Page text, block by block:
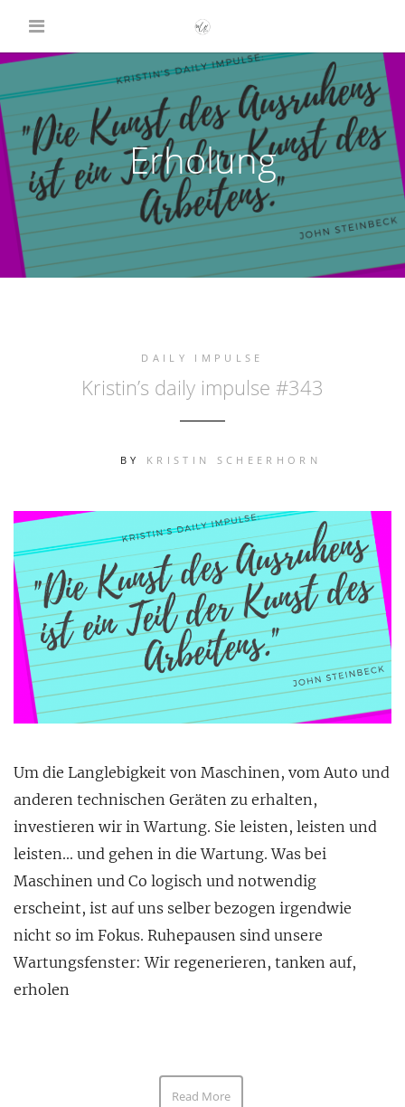
Erholung
DAILY IMPULSE
Kristin’s daily impulse #343
BY KRISTIN SCHEERHORN
Um die Langlebigkeit von Maschinen, vom Auto und
anderen technischen Geräten zu erhalten,
investieren wir in Wartung. Sie leisten, leisten und
leisten… und gehen in die Wartung. Was bei
Maschinen und Co logisch und notwendig
erscheint, ist auf uns selber bezogen irgendwie
nicht so im Fokus. Ruhepausen sind unsere
Wartungsfenster: Wir regenerieren, tanken auf,
erholen
Read More